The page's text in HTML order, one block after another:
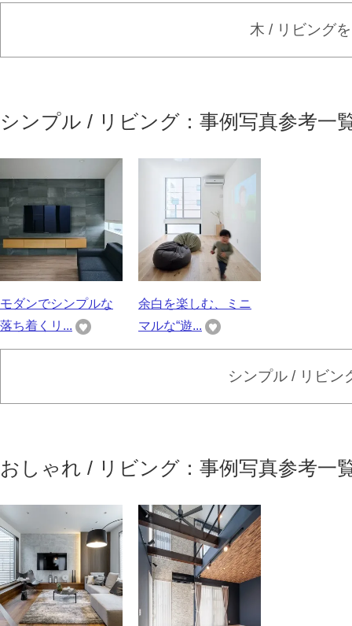
木 / リビング
シンプル / リビング：事例写真参考一
モダンでシンプルな
落ち着くリ...
余白を楽しむ、ミニ
マルな“遊...
シンプル / リビン
おしゃれ / リビング：事例写真参考一